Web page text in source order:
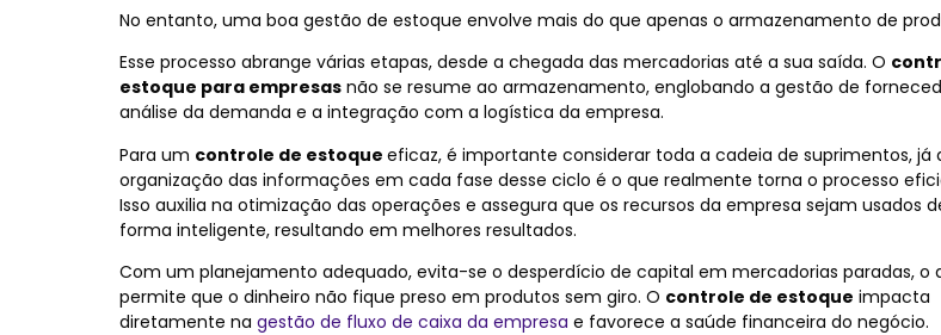
No entanto, uma boa gestão de estoque envolve mais do que apenas o armazenamento de
Esse processo abrange várias etapas, desde a chegada das mercadorias até a sua saída. O
estoque para empresas não se resume ao armazenamento, englobando a gestão de
análise da demanda e a integração com a logística da empresa.
Para um controle de estoque eficaz, é importante considerar toda a cadeia de suprimentos, já
organização das informações em cada fase desse ciclo é o que realmente torna o processo
Isso auxilia na otimização das operações e assegura que os recursos da empresa sejam usados
forma inteligente, resultando em melhores resultados.
Com um planejamento adequado, evita-se o desperdício de capital em mercadorias paradas, o
permite que o dinheiro não fique preso em produtos sem giro. O controle de estoque impacta
diretamente na gestão de fluxo de caixa da empresa e favorece a saúde financeira do negócio.